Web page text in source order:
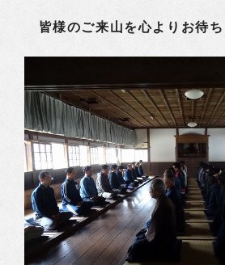
皆様のご来山を心よりお待ち